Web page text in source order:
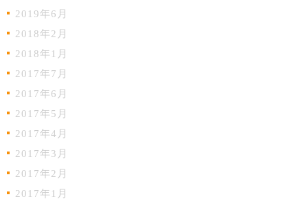
2019年6月
2018年2月
2018年1月
2017年7月
2017年6月
2017年5月
2017年4月
2017年3月
2017年2月
2017年1月